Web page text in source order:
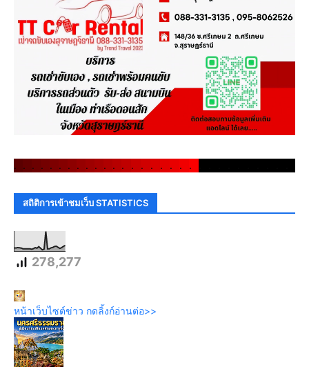
. . . . . . . . . . . . . . . . . . . .
สถิติการเข้าชมเว็บ STATISTICS
278,277
หน้าเว็บไซต์ข่าว กดลิ้งก์อ่านต่อ>>